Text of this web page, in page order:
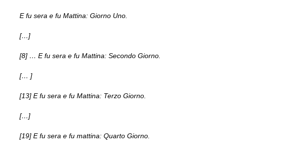
E fu sera e fu Mattina: Giorno Uno.
[…]
[8] … E fu sera e fu Mattina: Secondo Giorno.
[… ]
[13] E fu sera e fu Mattina: Terzo Giorno.
[…]
[19] E fu sera e fu mattina: Quarto Giorno.